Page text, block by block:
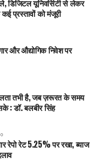
इलाज आसान बना रही है।”
“ऑर्थोपेडिक बीमारियों का
और सुलभ सर्जिकल सेवाओं को
हो गई है।” उन्होंने आगे कहा
घुटना प्रत्यारोपण, कूल्हे और
हैं, जिससे आर्थिक बोझ कम हो
है।
रुपये से अधिक का खर्च
बल्कि यह राज्य में
दिव्यांगता कम करने और
का संकेत भी है।
यूनिवर्सिटी से लेकर
प्रस्तावों को मंजूरी
और औद्योगिक निवेश पर
तभी है, जब ज़रूरत के समय
: डॉ. बलबीर सिंह
रेपो रेट 5.25% पर रखा, ब्याज